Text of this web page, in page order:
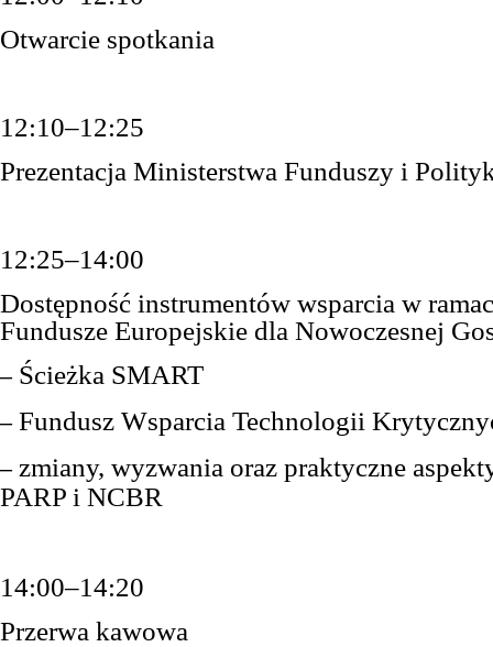
Otwarcie spotkania
12:10–12:25
Prezentacja Ministerstwa Funduszy i
12:25–14:00
Dostępność instrumentów wsparcia w
Fundusze Europejskie dla Nowoczesnej
– Ścieżka SMART
– Fundusz Wsparcia Technologii
– zmiany, wyzwania oraz praktyczne
PARP i NCBR
14:00–14:20
Przerwa kawowa